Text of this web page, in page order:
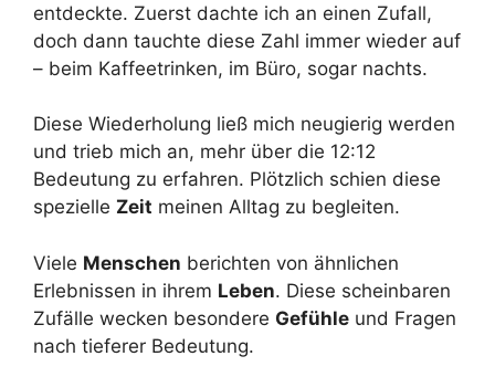
entdeckte. Zuerst dachte ich an einen Zufall,
doch dann tauchte diese Zahl immer wieder auf
– beim Kaffeetrinken, im Büro, sogar nachts.
Diese Wiederholung ließ mich neugierig werden
und trieb mich an, mehr über die 12:12
Bedeutung zu erfahren. Plötzlich schien diese
spezielle Zeit meinen Alltag zu begleiten.
Viele Menschen berichten von ähnlichen
Erlebnissen in ihrem Leben. Diese scheinbaren
Zufälle wecken besondere Gefühle und Fragen
nach tieferer Bedeutung.